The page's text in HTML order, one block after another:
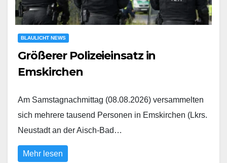
BLAULICHT NEWS
Größerer Polizeieinsatz in
Emskirchen
Am Samstagnachmittag (08.08.2026) versammelten
sich mehrere tausend Personen in Emskirchen (Lkrs.
Neustadt an der Aisch-Bad…
Mehr lesen